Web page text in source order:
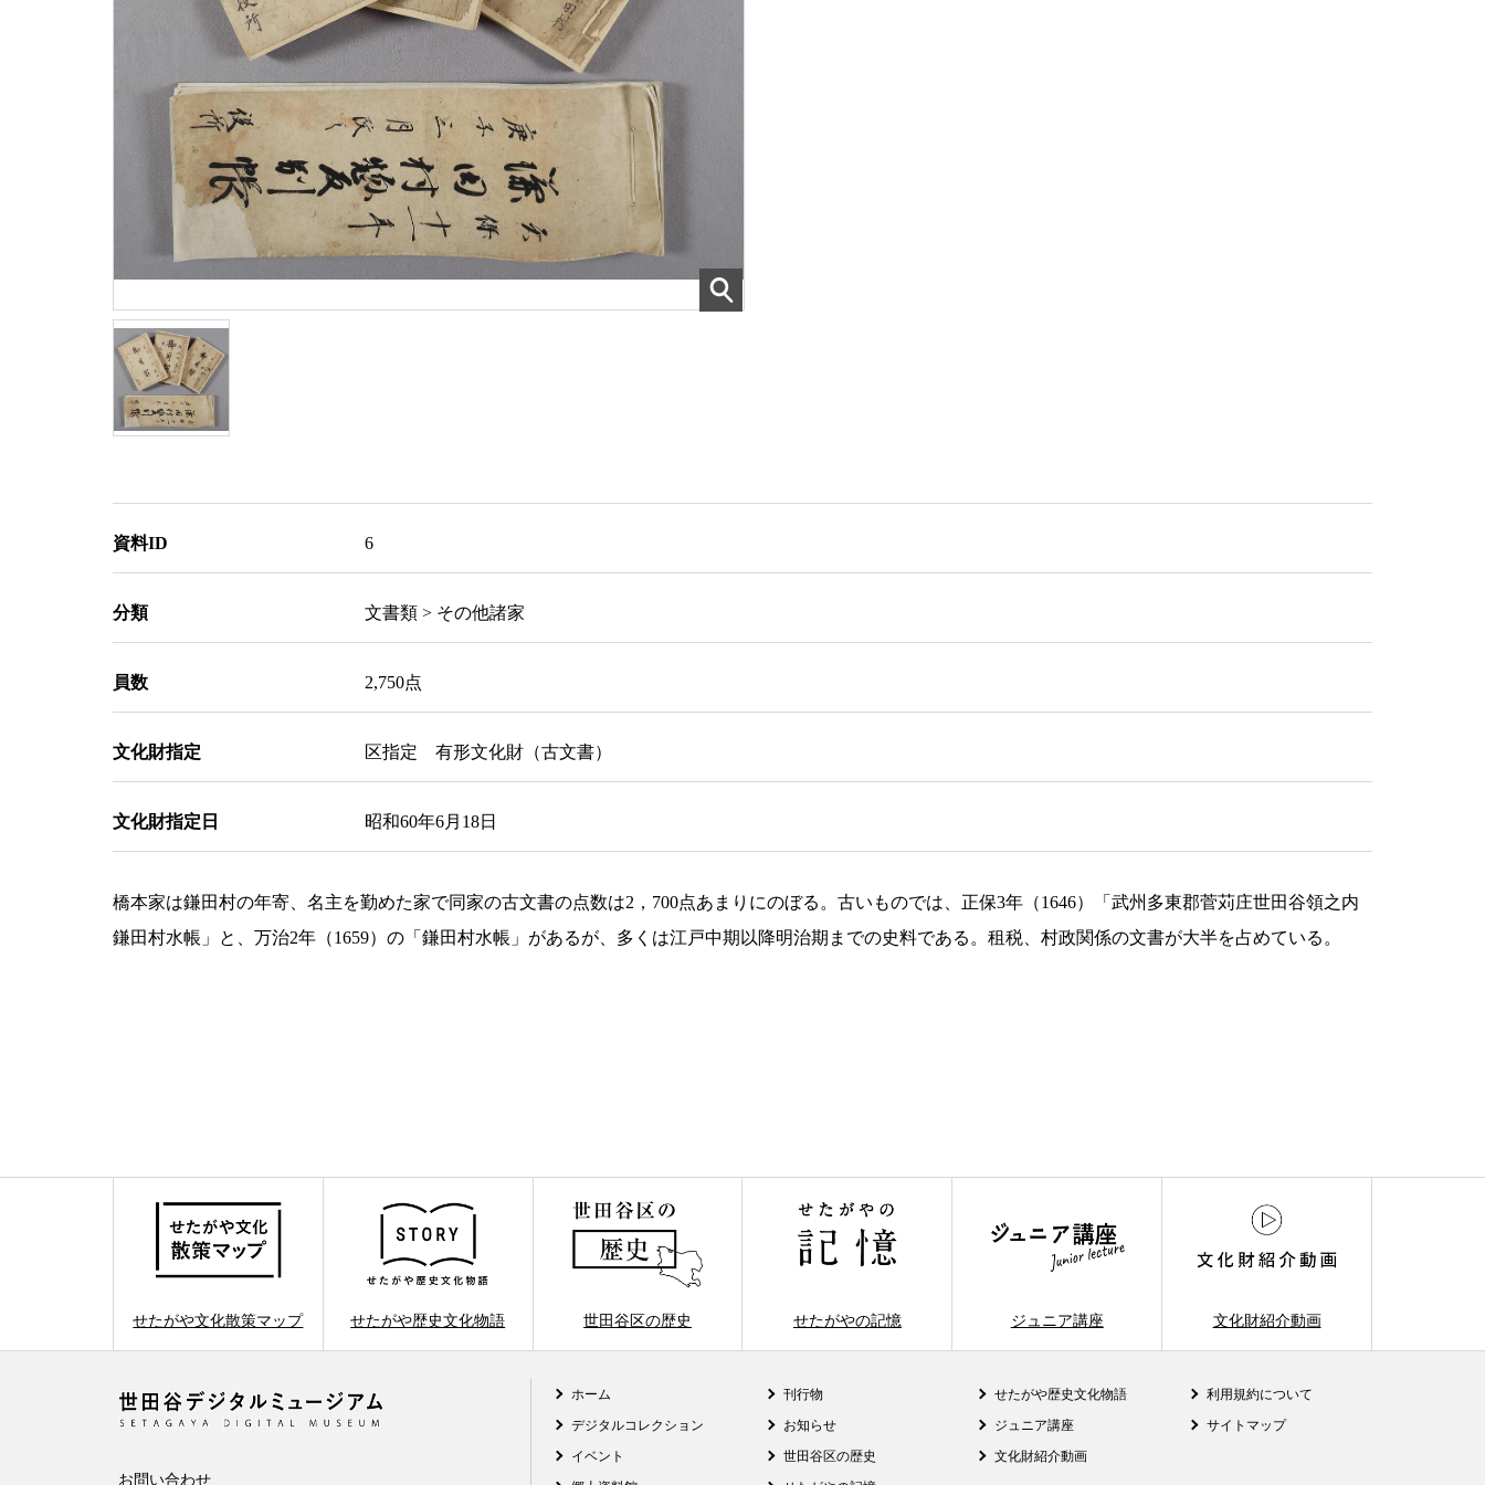
資料ID 6
分類 文書類 > その他諸家
員数 2,750点
文化財指定 区指定 有形文化財（古文書）
文化財指定日 昭和60年6月18日
橋本家は鎌田村の年寄、名主を勤めた家で同家の古文書の点数は2，700点あまりにのぼる。古いものでは、正保3年（1646）「武州多東郡菅苅庄世田谷領之内
鎌田村水帳」と、万治2年（1659）の「鎌田村水帳」があるが、多くは江戸中期以降明治期までの史料である。租税、村政関係の文書が大半を占めている。
せたがや文化散策マップ せたがや歴史文化物語 世田谷区の歴史 せたがやの記憶 ジュニア講座 文化財紹介動画
お問い合わせ
ホーム
デジタルコレクション
イベント
刊行物
お知らせ
世田谷区の歴史
せたがや歴史文化物語
ジュニア講座
文化財紹介動画
利用規約について
サイトマップ